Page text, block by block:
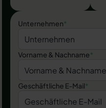
Unternehmen*
Vorname & Nachname*
Geschäftliche E-Mail*